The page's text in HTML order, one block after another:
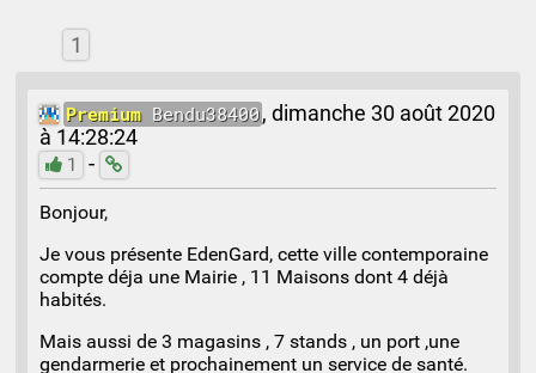
1
PremiumBendu38400,dimanche 30 août 2020
à 14:28:24
1 -
Bonjour,
Je vous présente EdenGard, cette ville contemporaine
compte déja une Mairie , 11 Maisons dont 4 déjà
habités.
Mais aussi de 3 magasins , 7 stands , un port ,une
gendarmerie et prochainement un service de santé.